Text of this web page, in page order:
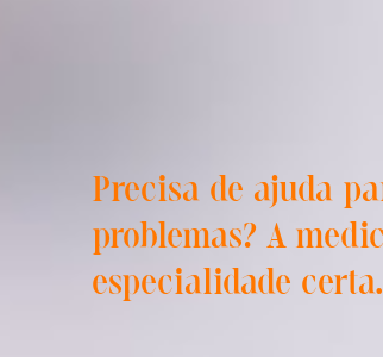
Precisa de ajuda
problemas? A
especialidade certa.